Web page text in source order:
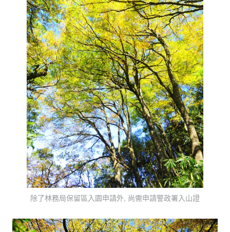
除了林務局保留區入園申請外, 尚需申請警政署入山證